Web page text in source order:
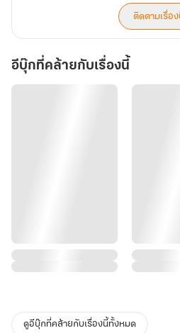
ติดตามเรื่อ
อีบุ๊กที่คล้ายกับเรื่องนี้
ดูอีบุ๊กที่คล้ายกับเรื่องนี้ทั้งหมด